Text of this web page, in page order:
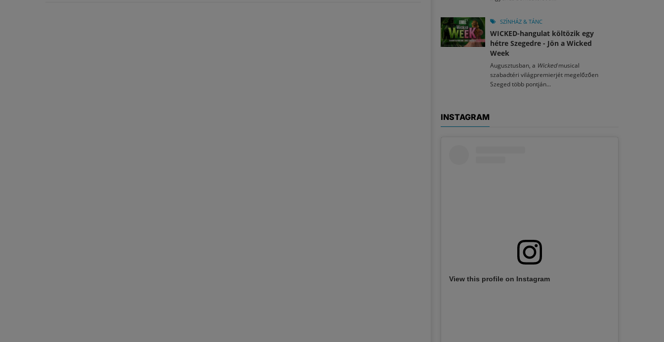
SZÍNHÁZ & TÁNC
WICKED-hangulat költözik egy
hétre Szegedre - Jön a Wicked
Week
Augusztusban, a Wickedmusical
szabadtéri világpremierjét megelőzően
Szeged több pontján...
INSTAGRAM
View this profile on Instagram